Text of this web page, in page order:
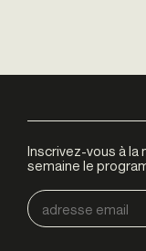
Inscrivez-vous à
semaine le